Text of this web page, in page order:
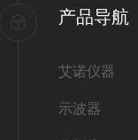
产品导航
艾诺仪器
示波器